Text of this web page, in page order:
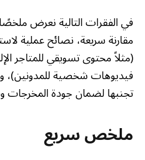
في الفقرات التالية نعرض
مقارنة سريعة، نصائح عملية
(مثلاً محتوى تسويقي للمتاجر
فيديوهات شخصية للمدونين)،
تجنبها لضمان جودة المخرجات
ملخص سريع